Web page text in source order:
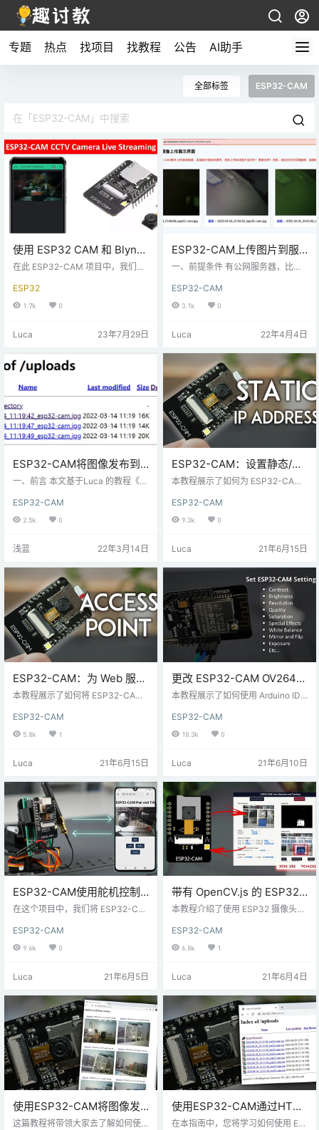
专题 热点 找项目 找教程 公告 AI助手
全部标签 ESP32-CAM
使用 ESP32 CAM 和 Blynk
应用程序的物联网直播摄像
在此 ESP32-CAM 项目中，我们将
序创建物联网直播摄像机。它将使
我们能够使用安装了 Blynk 应用程
和周围环境。 Blynk 是一款免费使
建软件来控制 Raspberry Pi、 Ardu
ino、ESP8266 NodeMCU 等微…
ESP32
1.7k 0
Luca 23年7月29日
ESP32-CAM上传图片到服
务器进行网页访问（宝塔面
一、前提条件 有公网服务器，比如
了宝塔面板 知道怎么样在宝塔上创
建网站目录，创建文件夹和文件，
系，我已经给大家搭建好了，大家
接口地址：https://gp.qutaojiao.co
m/test/upload.php 上传图片查看地
址：https://gp.…
ESP32-CAM
3.1k 0
Luca 22年4月4日
ESP32-CAM将图像发布到
云服务器-PHP（步骤及补
一、前言 本文基于Luca 的教程《使
或云服务器-PHP（Photo Manage
r）》（原文连接） 我自己按照教程
做下来时遇到了些许问题，在这里
法。 （因为不大会写文，要参照原
件：带ov2640的esp32-cam 软
件：Arduino IDE 服务器：阿里云服
务器(Ubuntu) 三、我的云服…
ESP32-CAM
2.5k 0
浅蓝 22年3月14日
ESP32-CAM：设置静态/固
定 IP 地址（Arduino IDE）
本教程展示了如何为 ESP32-CAM
您使用 ESP32-CAM 运行网络服务
器或 Wi-Fi 客户端，并且每次重新
启动开发板时，它都会有一个新的 I
态/固定 IP 地址。 静态/固定 IP 地址
-CAM IP 地址，我们将使用Arduino
IDE 附带的CameraWebServer …
ESP32-CAM
9.3k 0
Luca 21年6月15日
ESP32-CAM：为 Web 服务
器（Arduino IDE）设置接入
本教程展示了如何将 ESP32-CAM
点 (AP)--热点。这样，您无需连接
到路由器即可访问 Web 服务器。我
们将使用 Arduino IDE 对 ESP32-C
（Station） 在之前的ESP32-CAM
CAM 连接到无线路由器。在此配置
中，我们可以通过本地局域网网络
访问 ESP…
ESP32-CAM
5.8k 1
Luca 21年6月15日
更改 ESP32-CAM OV2640
相机设置：亮度、分辨率、
本教程展示了如何使用 Arduino IDE
置，例如对比度、亮度、分辨率、
质量、饱和度等。 本教程中的说明
适用于任何带有 OV2640 相机的 ES
境 我们将使用 Arduino IDE 对 ESP
Arduino IDE 以及 ESP32 插件： O
V2640 相机设置 在ESP…
ESP32-CAM
18.3k 0
Luca 21年6月10日
ESP32-CAM使用舵机控制
旋转-视频流网络服务器（2
在这个项目中，我们将 ESP32-CA
（舵机）的平移（旋转）和倾斜
（上下移动）支架上。使用平移和
非常适合监控。ESP32-CAM 搭建
控制伺服电机移动相机。 本文中，
伺服电机，指的是平时我们讲的舵
机。 开发板兼容性：对于这个项
目，您需要一个 ESP32 相机开发
板， 所需…
ESP32-CAM
9.6k 0
Luca 21年6月5日
带有 OpenCV.js 的 ESP32-
CAM Web 服务器：颜色识
本教程介绍了使用 ESP32 摄像头网
nCV 工具。例如，我们将构建一个
简单的 ESP32 摄像头网络服务器，
以提供给 ESP32 摄像头网络服务器
激发更多使用 ESP32 相机的 Open
CV 工作。 这个项目/教程是基于国
外作者（Andrew R. …
ESP32-CAM
6.8k 1
Luca 21年6月4日
使用ESP32-CAM将图像发
布到本地或云服务器-
这篇教程将带领大家去了解如何使
使用ESP32-CAM通过HTTP
POST将照片发送到本地或云
在本指南中，您将学习如何使用 ES